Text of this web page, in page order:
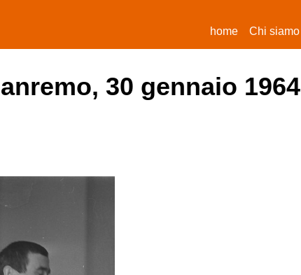
home(current)
Chi siamo
30 gennaio 1964